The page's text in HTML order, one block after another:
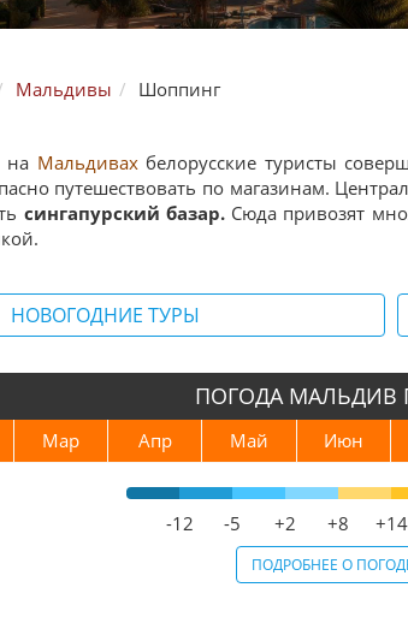
Мальдивы Шоппинг
на Мальдивахбелорусские туристы
путешествовать по магазинам.
сингапурский базар.Сюда привозят
НОВОГОДНИЕ ТУРЫ
ПОГОДА МАЛЬДИВ
Мар Апр Май Июн
-12 -5 +2 +8 +14
ПОДРОБНЕЕ О